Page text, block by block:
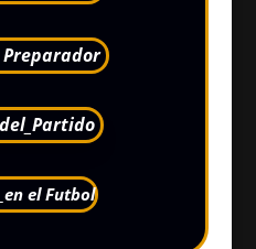
el Futbol